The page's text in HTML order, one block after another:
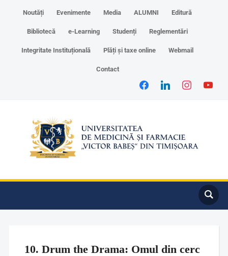
Noutăți Evenimente Media ALUMNI Editură
Bibliotecă e-Learning Studenți Reglementări
Integritate Instituțională Plăți și taxe online Webmail
Contact
10. Drum the Drama: Omul din cerc